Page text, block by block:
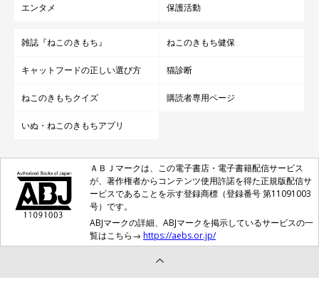
エンタメ 保護活動
雑誌『ねこのきもち』 ねこのきもち健保
キャットフードの正しい選び方 猫診断
ねこのきもちクイズ 購読者専用ページ
いぬ・ねこのきもちアプリ
ＡＢＪマークは、この電子書店・電子書籍配信サービス
が、著作権者からコンテンツ使用許諾を得た正規版配信サ
ービスであることを示す登録商標（登録番号 第11091003
号）です。
ABJマークの詳細、ABJマークを掲示しているサービスの一
覧はこちら→ https://aebs.or.jp/